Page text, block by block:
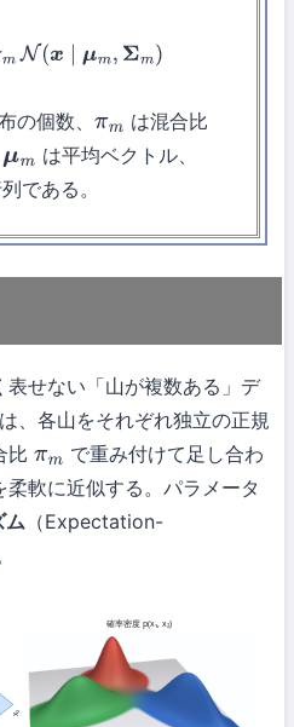
mN ∣
の個数、 πm は混合比
μm は平均ベクトル、
である。
せない「山が複数ある」デ
、各山をそれぞれ独立の正規
比 πm で重み付けて足し合わ
軟に近似する。パラメータ
ム （Expectation-